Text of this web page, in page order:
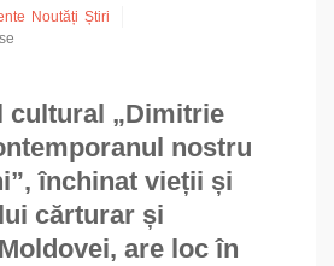
Noutăți Știri
cultural „Dimitrie
nostru
închinat vieții și
cărturar și
are loc în